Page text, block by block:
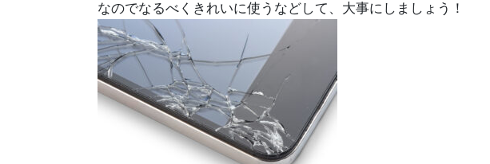
なのでなるべくきれいに使うなどして、大事にしましょう！